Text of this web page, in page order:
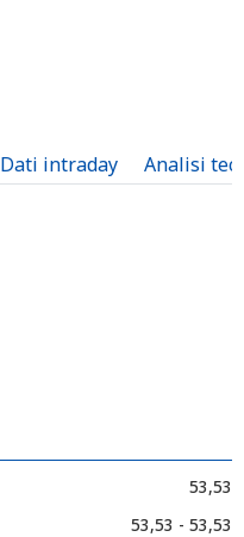
Dati intraday Analisi
53,53
53,53 - 53,53